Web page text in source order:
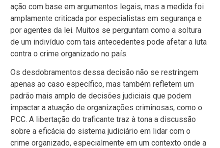
ação com base em argumentos legais, mas a medida foi
amplamente criticada por especialistas em segurança e
por agentes da lei. Muitos se perguntam como a soltura
de um indivíduo com tais antecedentes pode afetar a luta
contra o crime organizado no país.
Os desdobramentos dessa decisão não se restringem
apenas ao caso específico, mas também refletem um
padrão mais amplo de decisões judiciais que podem
impactar a atuação de organizações criminosas, como o
PCC. A libertação do traficante traz à tona a discussão
sobre a eficácia do sistema judiciário em lidar com o
crime organizado, especialmente em um contexto onde a